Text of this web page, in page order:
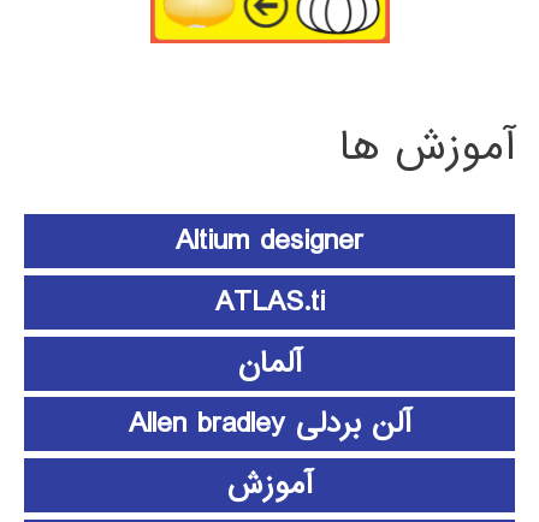
آموزش ها
Altium designer
ATLAS.ti
آلمان
آلن بردلی Allen bradley
آموزش